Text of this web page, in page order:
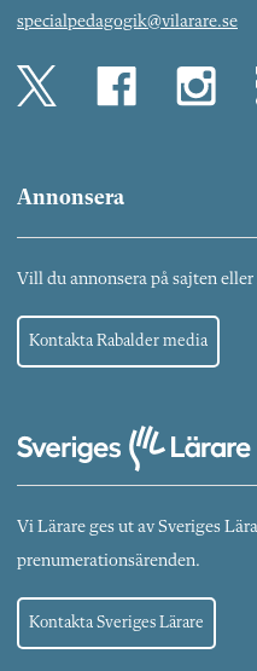
specialpedagogik@vilarare.se
Annonsera
Vill du annonsera på sajten eller
Kontakta Rabalder media
Vi Lärare ges ut av Sveriges
prenumerationsärenden.
Kontakta Sveriges Lärare